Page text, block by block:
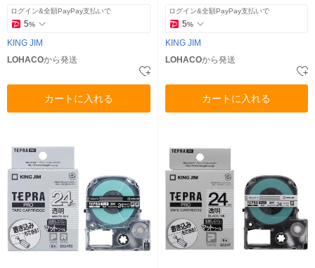
ログイン&全額PayPay支払いで
5%
KING JIM
LOHACOから発送
カートに入れる
ログイン&全額PayPay支払いで
5%
KING JIM
LOHACOから発送
カートに入れる